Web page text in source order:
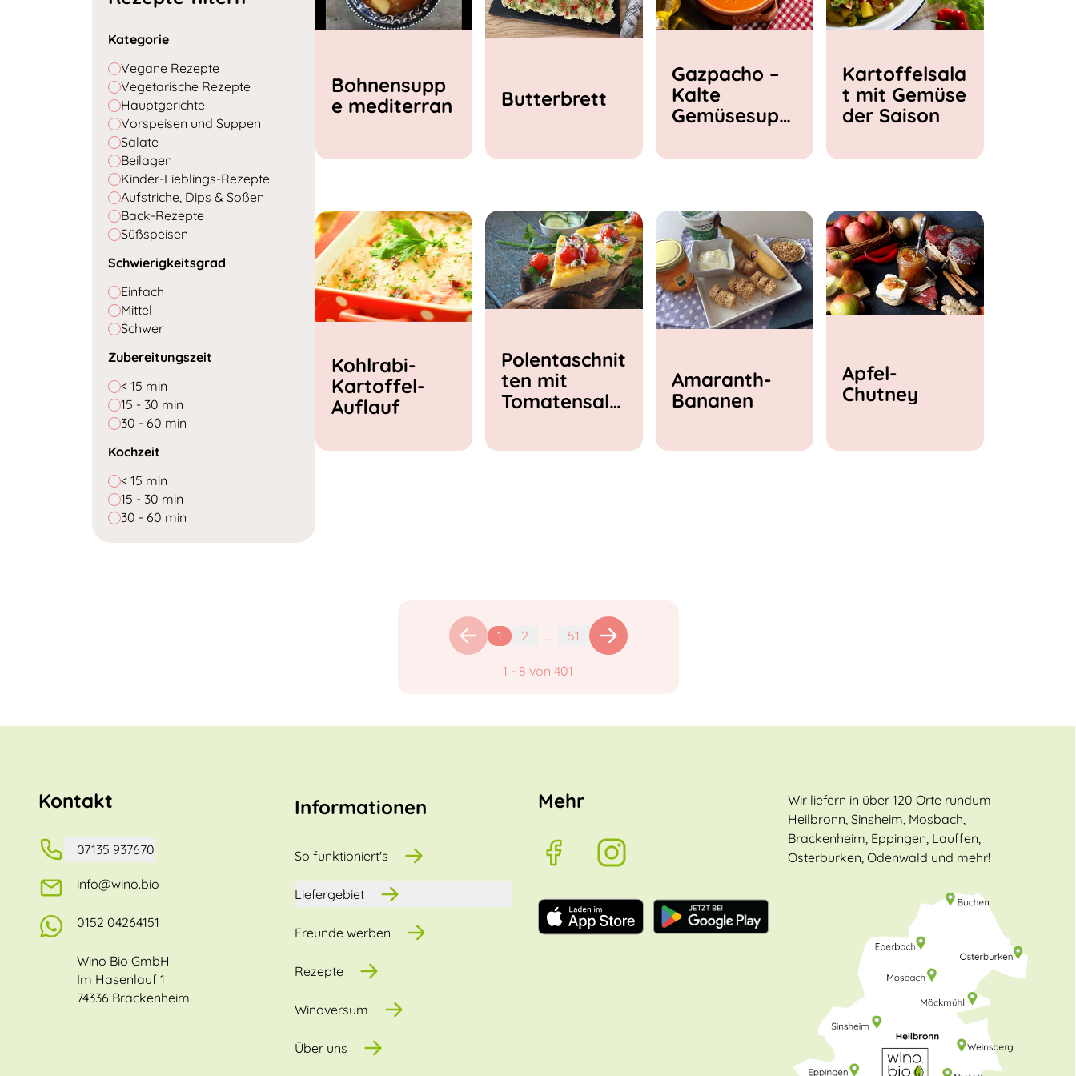
Kategorie
Vegane Rezepte
Vegetarische Rezepte
Hauptgerichte
Vorspeisen und Suppen
Salate
Beilagen
Kinder-Lieblings-Rezepte
Aufstriche, Dips & Soßen
Back-Rezepte
Süßspeisen
Schwierigkeitsgrad
Einfach
Mittel
Schwer
Zubereitungszeit
< 15 min
15 - 30 min
30 - 60 min
Kochzeit
< 15 min
15 - 30 min
30 - 60 min
Bohnensupp
e mediterran
Butterbrett
Gazpacho –
Kalte
Gemüsesupp
Kartoffelsala
t mit Gemüse
der Saison
Kohlrabi-
Kartoffel-
Auflauf
Polentaschnit
ten mit
Tomatensala
Amaranth-
Bananen
Apfel-
Chutney
1 2 ... 51
1 - 8 von 401
Kontakt
07135 937670
info@wino.bio
0152 04264151
Wino Bio GmbH
Im Hasenlauf 1
74336 Brackenheim
Informationen
So funktioniert's
Liefergebiet
Freunde werben
Rezepte
Winoversum
Über uns
Mehr
Wir liefern in über 120 Orte rundum
Heilbronn, Sinsheim, Mosbach,
Brackenheim, Eppingen, Lauffen,
Osterburken, Odenwald und mehr!